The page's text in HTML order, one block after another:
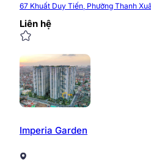
67 Khuất Duy Tiến, Phường Thanh
Liên hệ
Imperia Garden